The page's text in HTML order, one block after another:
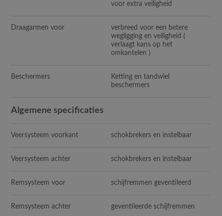
voor extra veiligheid
Draagarmen voor
verbreed voor een betere
wegligging en veiligheid (
verlaagt kans op het
omkantelen )
Beschermers
Ketting en tandwiel
beschermers
Algemene specificaties
Veersysteem voorkant schokbrekers en instelbaar
Veersysteem achter schokbrekers en instelbaar
Remsysteem voor schijfremmen geventileerd
Remsysteem achter geventileerde schijfremmen